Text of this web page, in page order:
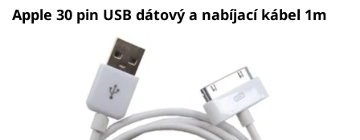
Apple 30 pin USB dátový a nabíjací kábel 1m